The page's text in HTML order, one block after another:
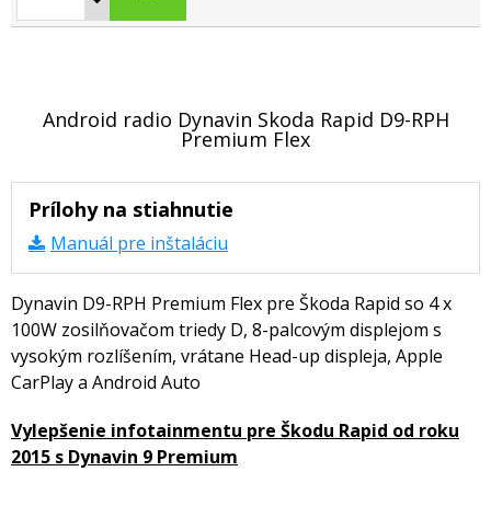
Android radio Dynavin Skoda Rapid D9-RPH
Premium Flex
Prílohy na stiahnutie
Manuál pre inštaláciu
Dynavin D9-RPH Premium Flex pre Škoda Rapid so 4 x
100W zosilňovačom triedy D, 8-palcovým displejom s
vysokým rozlíšením, vrátane Head-up displeja, Apple
CarPlay a Android Auto
Vylepšenie infotainmentu pre Škodu Rapid od roku
2015 s Dynavin 9 Premium